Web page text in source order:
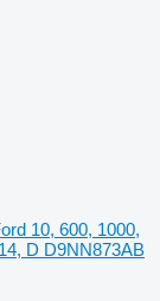
10, 600, 1000,
D D9NN873AB